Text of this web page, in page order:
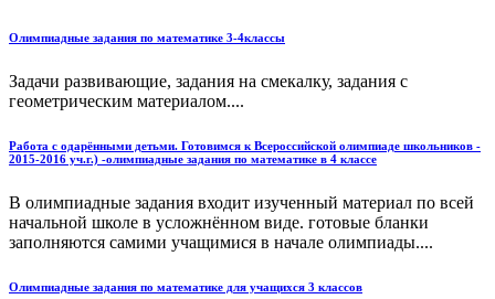
Олимпиадные задания по математике 3-4классы
Задачи развивающие, задания на смекалку, задания с
геометрическим материалом....
Работа с одарёнными детьми. Готовимся к Всероссийской олимпиаде школьников -
2015-2016 уч.г.) -олимпиадные задания по математике в 4 классе
В олимпиадные задания входит изученный материал по всей
начальной школе в усложнённом виде. готовые бланки
заполняются самими учащимися в начале олимпиады....
Олимпиадные задания по математике для учащихся 3 классов